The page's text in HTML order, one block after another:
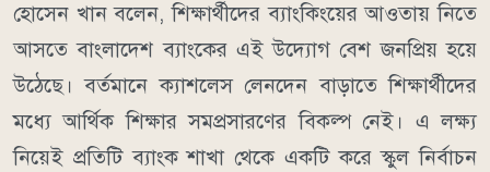
হোসেন খান বলেন, শিক্ষার্থীদের ব্যাংকিংয়ের আওতায় নিতে
আসতে বাংলাদেশ ব্যাংকের এই উদ্যোগ বেশ জনপ্রিয় হয়ে
উঠেছে। বর্তমানে ক্যাশলেস লেনদেন বাড়াতে শিক্ষার্থীদের
মধ্যে আর্থিক শিক্ষার সমপ্রসারণের বিকল্প নেই। এ লক্ষ্য
নিয়েই প্রতিটি ব্যাংক শাখা থেকে একটি করে স্কুল নির্বাচন